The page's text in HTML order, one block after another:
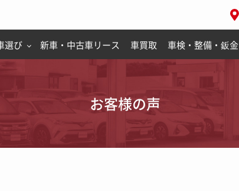
選び 新車・中古車リース 車買取 車検・整備・鈑金
お客様の声